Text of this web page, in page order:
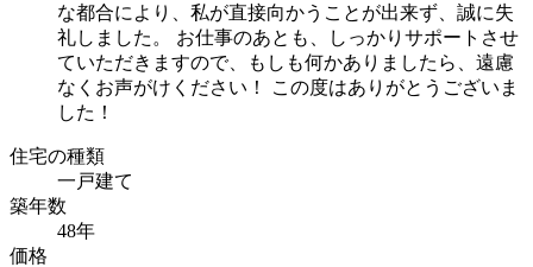
な都合により、私が直接向かうことが出来ず、誠に失
礼しました。 お仕事のあとも、しっかりサポートさせ
ていただきますので、もしも何かありましたら、遠慮
なくお声がけください！ この度はありがとうございま
した！
住宅の種類
一戸建て
築年数
48年
価格